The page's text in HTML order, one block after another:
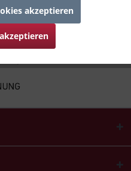
akzeptieren